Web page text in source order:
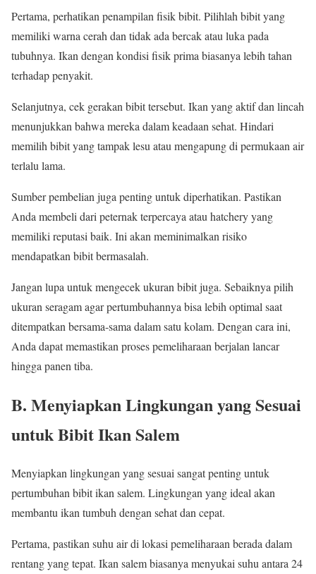
Pertama, perhatikan penampilan fisik bibit. Pilihlah bibit yang
memiliki warna cerah dan tidak ada bercak atau luka pada
tubuhnya. Ikan dengan kondisi fisik prima biasanya lebih tahan
terhadap penyakit.
Selanjutnya, cek gerakan bibit tersebut. Ikan yang aktif dan lincah
menunjukkan bahwa mereka dalam keadaan sehat. Hindari
memilih bibit yang tampak lesu atau mengapung di permukaan air
terlalu lama.
Sumber pembelian juga penting untuk diperhatikan. Pastikan
Anda membeli dari peternak terpercaya atau hatchery yang
memiliki reputasi baik. Ini akan meminimalkan risiko
mendapatkan bibit bermasalah.
Jangan lupa untuk mengecek ukuran bibit juga. Sebaiknya pilih
ukuran seragam agar pertumbuhannya bisa lebih optimal saat
ditempatkan bersama-sama dalam satu kolam. Dengan cara ini,
Anda dapat memastikan proses pemeliharaan berjalan lancar
hingga panen tiba.
B. Menyiapkan Lingkungan yang Sesuai
untuk Bibit Ikan Salem
Menyiapkan lingkungan yang sesuai sangat penting untuk
pertumbuhan bibit ikan salem. Lingkungan yang ideal akan
membantu ikan tumbuh dengan sehat dan cepat.
Pertama, pastikan suhu air di lokasi pemeliharaan berada dalam
rentang yang tepat. Ikan salem biasanya menyukai suhu antara 24